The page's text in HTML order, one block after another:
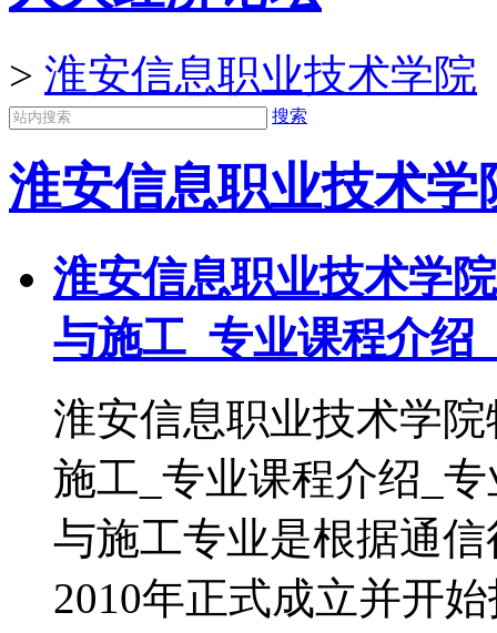
> 淮安信息职业技术学院
搜索
淮安信息职业技术学
淮安信息职业技术学
与施工_专业课程介绍
淮安信息职业技术学
施工_专业课程介绍_
与施工专业是根据通
2010年正式成立并开